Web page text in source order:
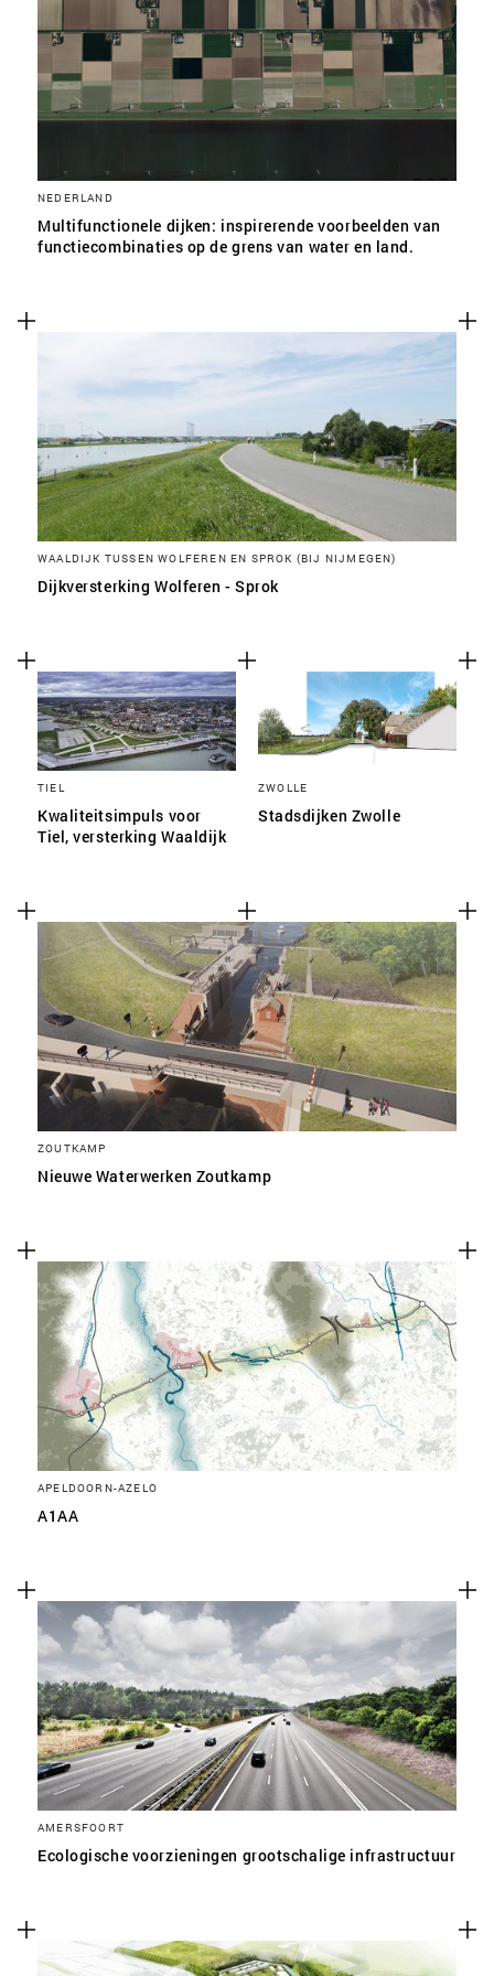
NEDERLAND
Multifunctionele dijken: inspirerende voorbeelden van
functiecombinaties op de grens van water en land.
WAALDIJK TUSSEN WOLFEREN EN SPROK (BIJ NIJMEGEN)
Dijkversterking Wolferen - Sprok
TIEL
Kwaliteitsimpuls voor
Tiel, versterking Waaldijk
ZWOLLE
Stadsdijken Zwolle
ZOUTKAMP
Nieuwe Waterwerken Zoutkamp
APELDOORN-AZELO
A1AA
AMERSFOORT
Ecologische voorzieningen grootschalige infrastructuur
SLA VOORKEUREN OP